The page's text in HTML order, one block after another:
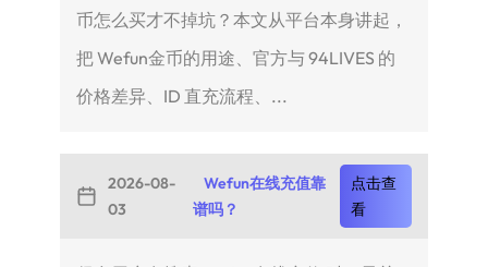
币怎么买才不掉坑？本文从平台本身讲起，
把 Wefun金币的用途、官方与 94LIVES 的
价格差异、ID 直充流程、...
2026-08-
03
Wefun在线充值靠
谱吗？
点击查
看